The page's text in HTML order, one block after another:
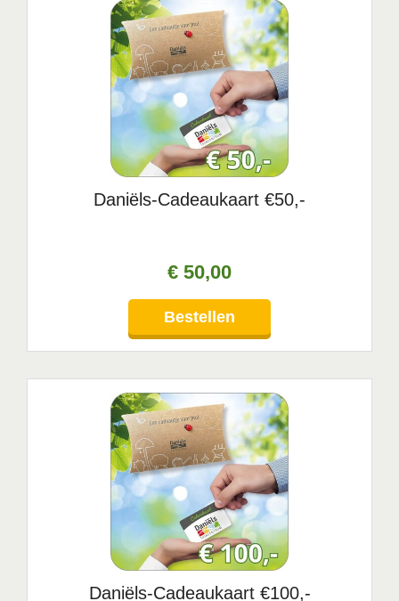
Daniëls-Cadeaukaart €50,-
€ 50,00
Bestellen
Daniëls-Cadeaukaart €100,-